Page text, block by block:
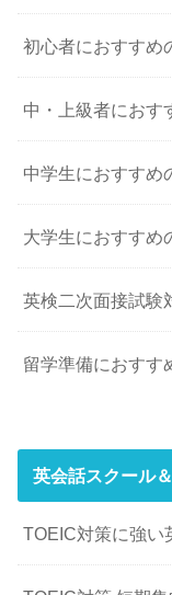
初心者におすすめ
中・上級者におす
中学生におすすめ
大学生におすすめ
英検二次面接試験
留学準備におすす
英会話スクール
TOEIC対策に強い